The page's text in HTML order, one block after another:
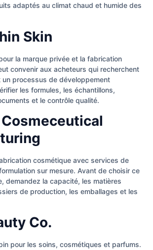
adaptés au climat chaud et humide des
Skin
la marque privée et la fabrication
convenir aux acheteurs qui recherchent
un processus de développement
les formules, les échantillons,
et le contrôle qualité.
cosmétique avec services de
sur mesure. Avant de choisir ce
demandez la capacité, les matières
de production, les emballages et les
Co.
pour les soins, cosmétiques et parfums.